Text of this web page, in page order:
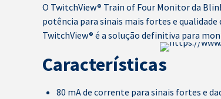
O TwitchView® Train of Four Monitor da
potência para sinais mais fortes e
TwitchView® é a solução definitiva para
Características
80 mA de corrente para sinais fortes e